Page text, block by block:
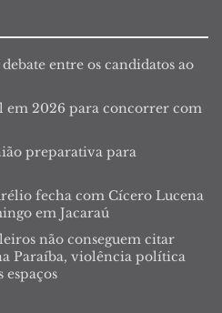
entre os candidatos ao
em 2026 para concorrer com
preparativa para
fecha com Cícero Lucena
em Jacaraú
não conseguem citar
Paraíba, violência política
espaços